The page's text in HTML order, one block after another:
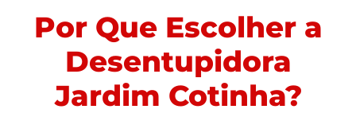
Por Que Escolher a
Desentupidora
Jardim Cotinha?